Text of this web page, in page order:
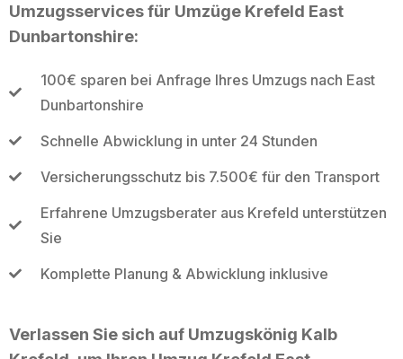
Umzugsservices für Umzüge Krefeld East
Dunbartonshire:
100€ sparen bei Anfrage Ihres Umzugs nach East
Dunbartonshire
Schnelle Abwicklung in unter 24 Stunden
Versicherungsschutz bis 7.500€ für den Transport
Erfahrene Umzugsberater aus Krefeld unterstützen
Sie
Komplette Planung & Abwicklung inklusive
Verlassen Sie sich auf Umzugskönig Kalb